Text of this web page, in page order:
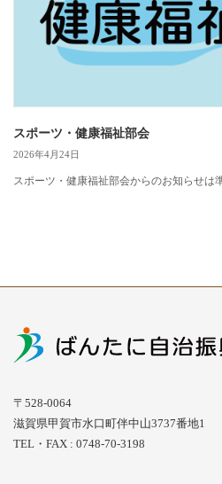
スポーツ・健康福祉部会
2026年4月24日
スポーツ・健康福祉部会からのお知らせは
〒528-0064
滋賀県甲賀市水口町伴中山3737番地1
TEL・FAX : 0748-70-3198